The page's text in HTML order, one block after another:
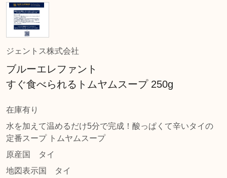
ジェントス株式会社
ブルーエレファント
すぐ食べられるトムヤムスープ 250g
在庫有り
水を加えて温めるだけ5分で完成！酸っぱくて辛いタイの
定番スープ トムヤムスープ
原産国
タイ
地図表示国
タイ